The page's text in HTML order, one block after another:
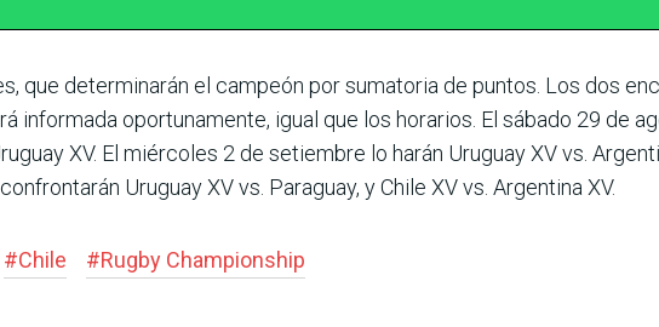
que determinarán el cam­peón por sumatoria de pun­tos. Los dos
infor­mada oportunamente, igual que los horarios. El sábado 29 de
XV. El miér­coles 2 de setiembre lo harán Uruguay XV vs.
Uruguay XV vs. Paraguay, y Chile XV vs. Argentina XV.
#Chile #Rugby Champions­hip